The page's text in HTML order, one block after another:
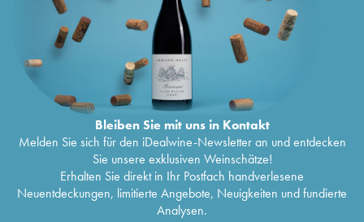
Bleiben Sie mit uns in Kontakt
Melden Sie sich für den iDealwine-Newsletter an und entdecken
Sie unsere exklusiven Weinschätze!
Erhalten Sie direkt in Ihr Postfach handverlesene
Neuentdeckungen, limitierte Angebote, Neuigkeiten und fundierte
Analysen.